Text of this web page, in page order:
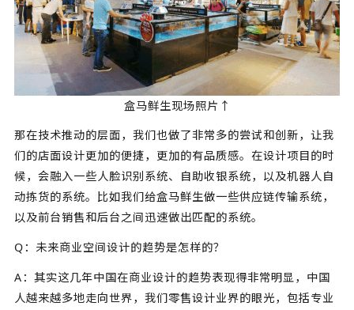
盒马鲜生现场照片↑
那在技术推动的层面，我们也做了非常多的尝试和创新，让我
们的店面设计更加的便捷，更加的有品质感。在设计项目的时
候，会融入一些人脸识别系统、自助收银系统，以及机器人自
动拣货的系统。比如我们给盒马鲜生做一些供应链传输系统，
以及前台销售和后台之间迅速做出匹配的系统。
Q：未来商业空间设计的趋势是怎样的？
A：其实这几年中国在商业设计的趋势表现得非常明显，中国
人越来越多地走向世界，我们零售设计业界的眼光，包括专业